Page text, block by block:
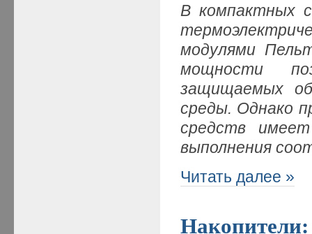
В компактных
модулями
мощности
защищаемых
среды. Однако
средств
выполнения
Читать далее »
Накопители: